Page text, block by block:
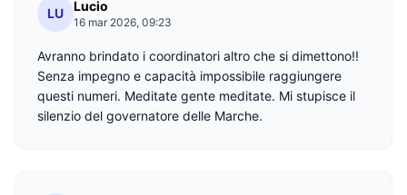
LU Lucio
16 mar 2026, 09:23
Avranno brindato i coordinatori altro che si dimettono!!
Senza impegno e capacità impossibile raggiungere
questi numeri. Meditate gente meditate. Mi stupisce il
silenzio del governatore delle Marche.